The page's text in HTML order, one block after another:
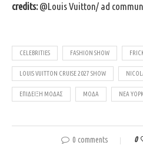
credits:@Louis Vuitton/ ad
CELEBRITIES FASHION SHOW
LOUIS VUITTON CRUISE 2027 SHOW
ΕΠΊΔΕΙΞΗ ΜΌΔΑΣ ΜΌΔΑ ΝΈΑ
0 comments 0